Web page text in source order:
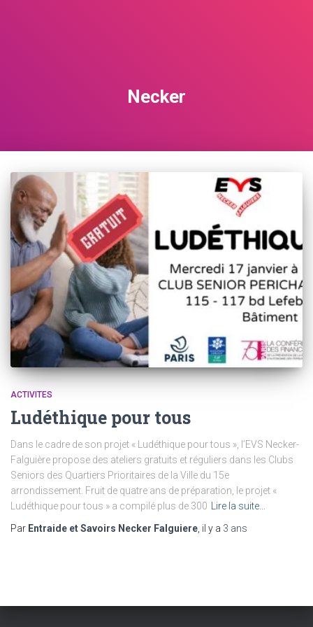
Necker
ACTIVITES
Ludéthique pour tous
Dans le cadre de son projet « Ludéthique pour tous », l’EVS Necker-
Falguière propose des ateliers gratuits et réguliers dans les Clubs
Seniors des Quartiers Prioritaires de la Ville du 15e
arrondissement. Fruit de quatre ans de préparation, le projet «
Ludéthique pour tous » a compilé plus de 300
Lire la suite…
Par Entraide et Savoirs Necker Falguiere , il y a 3 ans